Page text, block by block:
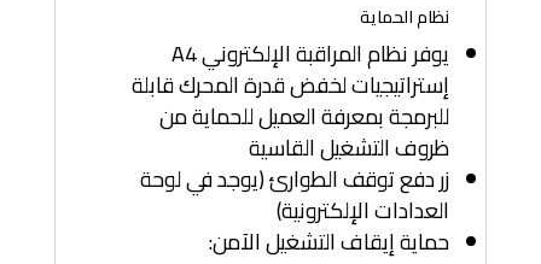
نظام الحماية
يوفر نظام المراقبة الإلكتروني A4
إستراتيجيات لخفض قدرة المحرك قابلة
للبرمجة بمعرفة العميل للحماية من
ظروف التشغيل القاسية
زر دفع توقف الطوارئ (يوجد في لوحة
العدادات الإلكترونية)
حماية إيقاف التشغيل الآمن: